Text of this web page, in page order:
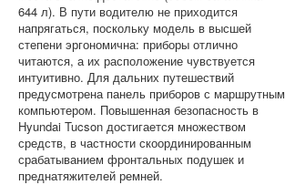
644 л). В пути водителю не приходится
напрягаться, поскольку модель в высшей
степени эргономична: приборы отлично
читаются, а их расположение чувствуется
интуитивно. Для дальних путешествий
предусмотрена панель приборов с маршрутным
компьютером. Повышенная безопасность в
Hyundai Tucson достигается множеством
средств, в частности скоординированным
срабатыванием фронтальных подушек и
преднатяжителей ремней.